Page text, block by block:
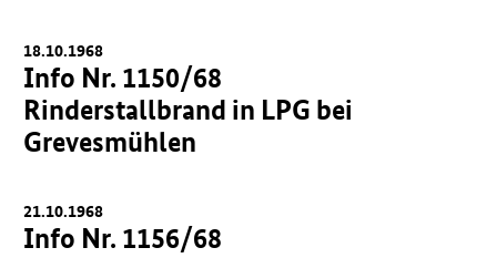
18.10.1968
Info Nr. 1150/68
Rinderstallbrand in LPG bei
Grevesmühlen
21.10.1968
Info Nr. 1156/68